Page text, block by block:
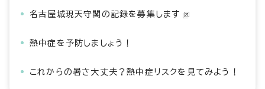
名古屋城現天守閣の記録を募集します
熱中症を予防しましょう！
これからの暑さ大丈夫？熱中症リスクを見てみよう！